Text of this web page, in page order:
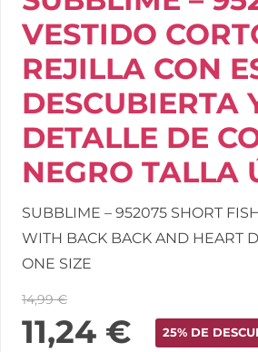
VESTIDO
REJILLA CON
DESCUBIERTA
DETALLE DE
NEGRO TALLA
SUBBLIME – 952075 SHORT
WITH BACK BACK AND HEART
ONE SIZE
14,99€
11,24 € 25% DE